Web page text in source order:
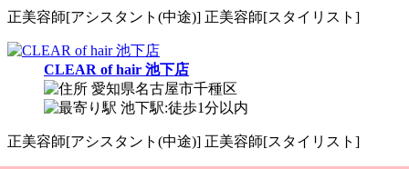
正美容師[アシスタント(中途)] 正美容師[スタイリスト]
CLEAR of hair 池下店
愛知県名古屋市千種区
池下駅:徒歩1分以内
正美容師[アシスタント(中途)] 正美容師[スタイリスト]